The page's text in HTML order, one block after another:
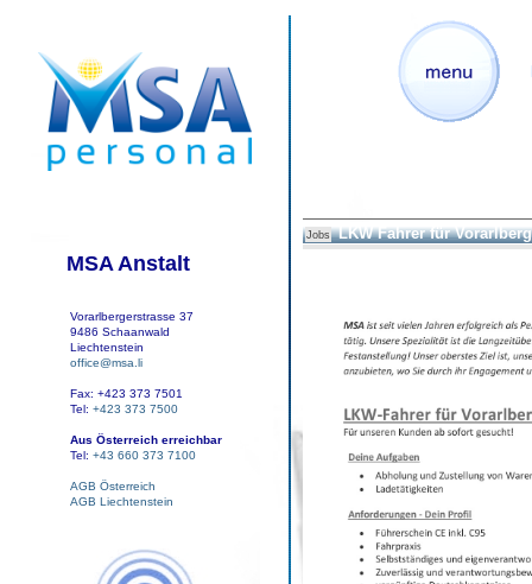
MSA Anstalt
Vorarlbergerstrasse 37
9486 Schaanwald
Liechtenstein
office@msa.li
Fax: +423 373 7501
Tel: +423 373 7500
Aus Österreich erreichbar
Tel: +43 660 373 7100
AGB Österreich
AGB Liechtenstein
Jobs LKW Fahrer für